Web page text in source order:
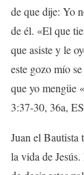
de que dije: Yo
de él. «El que
que asiste y le
este gozo mío
que yo mengüe
3:37-30, 36a,
Juan el Bautista
la vida de